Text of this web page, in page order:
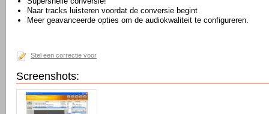
Naar tracks luisteren voordat de conversie begint
Meer geavanceerde opties om de audiokwaliteit te configureren.
Stel een correctie voor
Screenshots: